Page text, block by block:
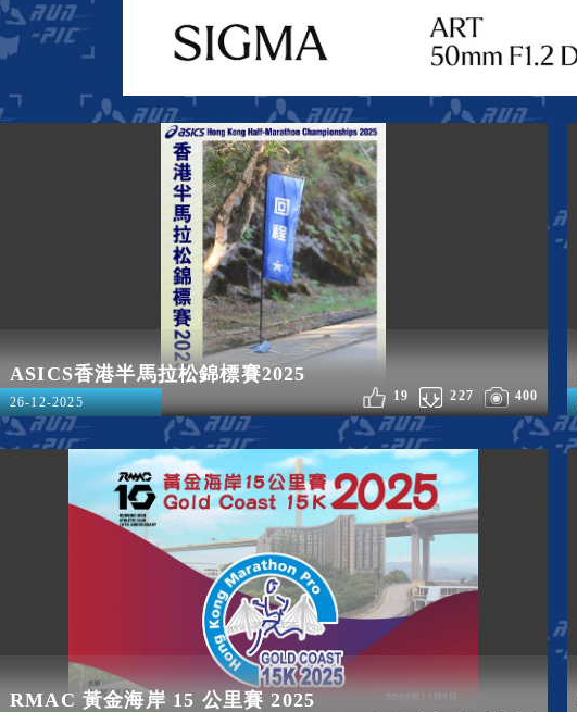
ASICS香港半馬拉松錦標賽2025
400
227
19
26-12-2025
RMAC 黃金海岸 15 公里賽 2025